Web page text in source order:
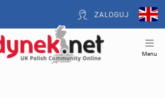
ZALOGUJ
Menu